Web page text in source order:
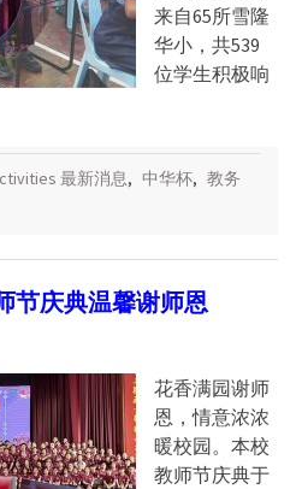
来自65所雪隆
华小，共539
位学生积极响
最新消息, 中华杯, 教务
节庆典温馨谢师恩
花香满园谢师
恩，情意浓浓
暖校园。本校
教师节庆典于